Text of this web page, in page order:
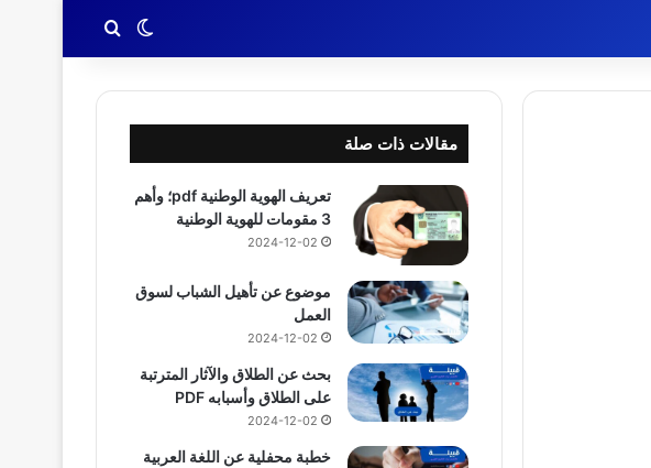
الوضع المظلم
بحث عن
مقالات ذات صلة
تعريف الهوية الوطنية pdf؛ وأهم
3 مقومات للهوية الوطنية
2024-12-02
موضوع عن تأهيل الشباب لسوق
العمل
2024-12-02
بحث عن الطلاق والآثار المترتبة
على الطلاق وأسبابه PDF
2024-12-02
خطبة محفلية عن اللغة العربية